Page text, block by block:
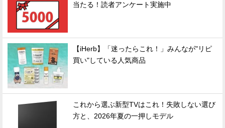
当たる！読者アンケート実施中
【iHerb】「迷ったらこれ！」みんなが"リピ
買い"している人気商品
これから選ぶ新型TVはこれ！失敗しない選び
方と、2026年夏の一押しモデル